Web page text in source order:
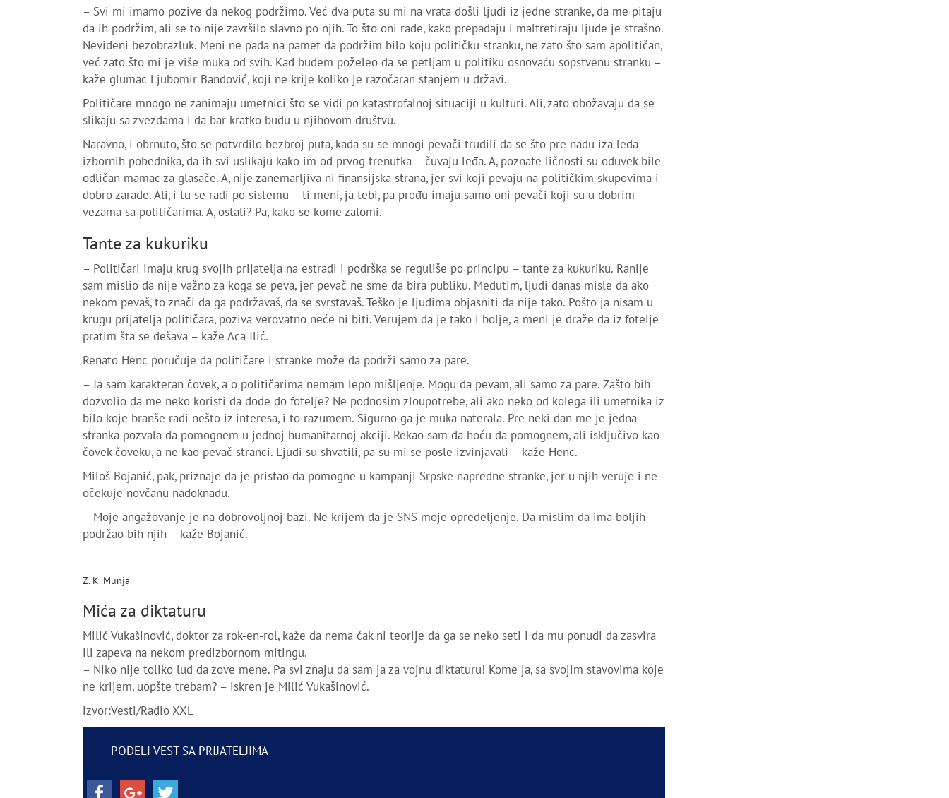
– Svi mi imamo pozive da nekog podržimo. Već dva puta su mi na vrata došli ljudi iz jedne stranke, da me pitaju
da ih podržim, ali se to nije završilo slavno po njih. To što oni rade, kako prepadaju i maltretiraju ljude je strašno.
Neviđeni bezobrazluk. Meni ne pada na pamet da podržim bilo koju političku stranku, ne zato što sam apolitičan,
već zato što mi je više muka od svih. Kad budem poželeo da se petljam u politiku osnovaću sopstvenu stranku –
kaže glumac Ljubomir Bandović, koji ne krije koliko je razočaran stanjem u državi.
Političare mnogo ne zanimaju umetnici što se vidi po katastrofalnoj situaciji u kulturi. Ali, zato obožavaju da se
slikaju sa zvezdama i da bar kratko budu u njihovom društvu.
Naravno, i obrnuto, što se potvrdilo bezbroj puta, kada su se mnogi pevači trudili da se što pre nađu iza leđa
izbornih pobednika, da ih svi uslikaju kako im od prvog trenutka – čuvaju leđa. A, poznate ličnosti su oduvek bile
odličan mamac za glasače. A, nije zanemarljiva ni finansijska strana, jer svi koji pevaju na političkim skupovima i
dobro zarade. Ali, i tu se radi po sistemu – ti meni, ja tebi, pa prođu imaju samo oni pevači koji su u dobrim
vezama sa političarima. A, ostali? Pa, kako se kome zalomi.
Tante za kukuriku
– Političari imaju krug svojih prijatelja na estradi i podrška se reguliše po principu – tante za kukuriku. Ranije
sam mislio da nije važno za koga se peva, jer pevač ne sme da bira publiku. Međutim, ljudi danas misle da ako
nekom pevaš, to znači da ga podržavaš, da se svrstavaš. Teško je ljudima objasniti da nije tako. Pošto ja nisam u
krugu prijatelja političara, poziva verovatno neće ni biti. Verujem da je tako i bolje, a meni je draže da iz fotelje
pratim šta se dešava – kaže Aca Ilić.
Renato Henc poručuje da političare i stranke može da podrži samo za pare.
– Ja sam karakteran čovek, a o političarima nemam lepo mišljenje. Mogu da pevam, ali samo za pare. Zašto bih
dozvolio da me neko koristi da dođe do fotelje? Ne podnosim zloupotrebe, ali ako neko od kolega ili umetnika iz
bilo koje branše radi nešto iz interesa, i to razumem. Sigurno ga je muka naterala. Pre neki dan me je jedna
stranka pozvala da pomognem u jednoj humanitarnoj akciji. Rekao sam da hoću da pomognem, ali isključivo kao
čovek čoveku, a ne kao pevač stranci. Ljudi su shvatili, pa su mi se posle izvinjavali – kaže Henc.
Miloš Bojanić, pak, priznaje da je pristao da pomogne u kampanji Srpske napredne stranke, jer u njih veruje i ne
očekuje novčanu nadoknadu.
– Moje angažovanje je na dobrovoljnoj bazi. Ne krijem da je SNS moje opredeljenje. Da mislim da ima boljih
podržao bih njih – kaže Bojanić.
Z. K. Munja
Mića za diktaturu
Milić Vukašinović, doktor za rok-en-rol, kaže da nema čak ni teorije da ga se neko seti i da mu ponudi da zasvira
ili zapeva na nekom predizbornom mitingu.
– Niko nije toliko lud da zove mene. Pa svi znaju da sam ja za vojnu diktaturu! Kome ja, sa svojim stavovima koje
ne krijem, uopšte trebam? – iskren je Milić Vukašinović.
izvor:Vesti/Radio XXL
PODELI VEST SA PRIJATELJIMA